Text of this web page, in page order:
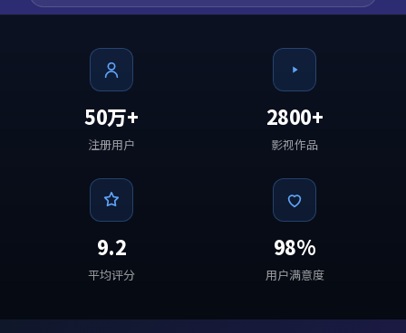
50万+
注册用户
2800+
影视作品
9.2
平均评分
98%
用户满意度